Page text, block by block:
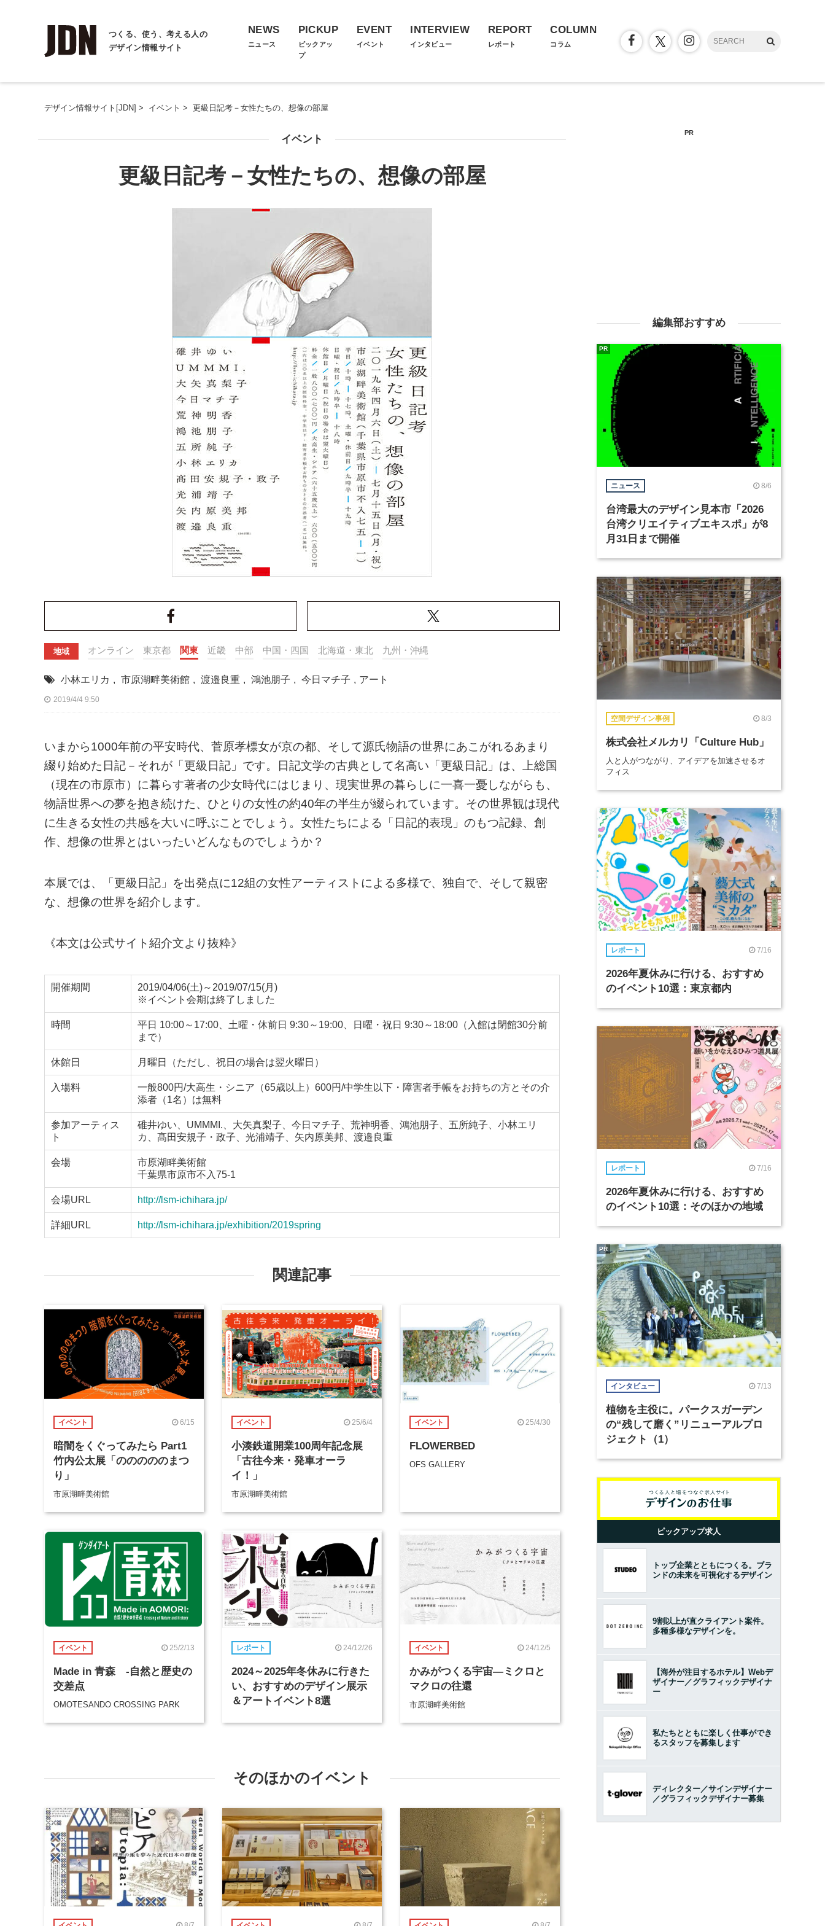
つくる、使う、考える人の
デザイン情報サイト
NEWS
ニュース
PICKUP
ピックアッ
プ
EVENT
イベント
INTERVIEW
インタビュー
REPORT
レポート
COLUMN
コラム
デザイン情報サイト[JDN] > イベント > 更級日記考－女性たちの、想像の部屋
イベント
更級日記考－女性たちの、想像の部屋
地域 オンライン 東京都 関東 近畿 中部 中国・四国 北海道・東北 九州・沖縄
小林エリカ , 市原湖畔美術館 , 渡邉良重 , 鴻池朋子 , 今日マチ子 , アート
2019/4/4 9:50
いまから1000年前の平安時代、菅原孝標女が京の都、そして源氏物語の世界にあこがれるあまり
綴り始めた日記－それが「更級日記」です。日記文学の古典として名高い「更級日記」は、上総国
（現在の市原市）に暮らす著者の少女時代にはじまり、現実世界の暮らしに一喜一憂しながらも、
物語世界への夢を抱き続けた、ひとりの女性の約40年の半生が綴られています。その世界観は現代
に生きる女性の共感を大いに呼ぶことでしょう。女性たちによる「日記的表現」のもつ記録、創
作、想像の世界とはいったいどんなものでしょうか？
本展では、「更級日記」を出発点に12組の女性アーティストによる多様で、独自で、そして親密
な、想像の世界を紹介します。
《本文は公式サイト紹介文より抜粋》
開催期間
2019/04/06(土)～2019/07/15(月)
※イベント会期は終了しました
時間
平日 10:00～17:00、土曜・休前日 9:30～19:00、日曜・祝日 9:30～18:00（入館は閉館30分前
まで）
休館日 月曜日（ただし、祝日の場合は翌火曜日）
入場料
一般800円/大高生・シニア（65歳以上）600円/中学生以下・障害者手帳をお持ちの方とその介
添者（1名）は無料
参加アーティス
ト
碓井ゆい、UMMMI.、大矢真梨子、今日マチ子、荒神明香、鴻池朋子、五所純子、小林エリ
カ、髙田安規子・政子、光浦靖子、矢内原美邦、渡邉良重
会場
市原湖畔美術館
千葉県市原市不入75-1
会場URL http://lsm-ichihara.jp/
詳細URL http://lsm-ichihara.jp/exhibition/2019spring
関連記事
イベント 6/15
暗闇をくぐってみたら Part1
竹内公太展「のののののまつ
り」
市原湖畔美術館
イベント 25/6/4
小湊鉄道開業100周年記念展
「古往今来・発車オーラ
イ！」
市原湖畔美術館
イベント 25/4/30
FLOWERBED
OFS GALLERY
イベント 25/2/13
Made in 青森 -自然と歴史の
交差点
OMOTESANDO CROSSING PARK
レポート 24/12/26
2024～2025年冬休みに行きた
い、おすすめのデザイン展示
＆アートイベント8選
イベント 24/12/5
かみがつくる宇宙―ミクロと
マクロの往還
市原湖畔美術館
そのほかのイベント
PR
編集部おすすめ
ニュース 8/6
台湾最大のデザイン見本市「2026
台湾クリエイティブエキスポ」が8
月31日まで開催
PR
空間デザイン事例 8/3
株式会社メルカリ「Culture Hub」
人と人がつながり、アイデアを加速させるオ
フィス
レポート 7/16
2026年夏休みに行ける、おすすめ
のイベント10選：東京都内
レポート 7/16
2026年夏休みに行ける、おすすめ
のイベント10選：そのほかの地域
インタビュー 7/13
植物を主役に。パークスガーデン
の“残して磨く”リニューアルプロ
ジェクト（1）
PR
ピックアップ求人
トップ企業とともにつくる。ブラ
ンドの未来を可視化するデザイン
9割以上が直クライアント案件。
多種多様なデザインを。
【海外が注目するホテル】Webデ
ザイナー／グラフィックデザイナ
ー
私たちとともに楽しく仕事ができ
るスタッフを募集します
ディレクター／サインデザイナー
／グラフィックデザイナー募集